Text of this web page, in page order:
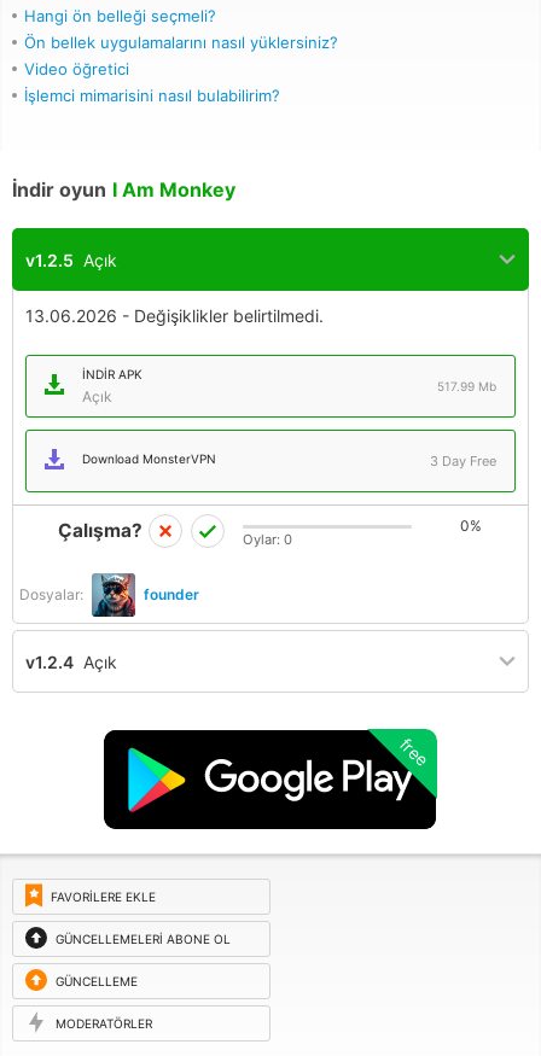
Hangi ön belleği seçmeli?
Ön bellek uygulamalarını nasıl yüklersiniz?
Video öğretici
İşlemci mimarisini nasıl bulabilirim?
İndir oyun I Am Monkey
v1.2.5 Açık
13.06.2026 - Değişiklikler belirtilmedi.
İNDIR APK
Açık
517.99 Mb
Download MonsterVPN 3 Day Free
Dosyalar: founder
Çalışma? 0%
Oylar: 0
v1.2.4 Açık
free
FAVORILERE EKLE
GÜNCELLEMELERI ABONE OL
GÜNCELLEME
ISTEĞI
MODERATÖRLER